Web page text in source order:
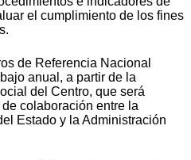
el cumplimiento de los fines
de Referencia Nacional
anual, a partir de la
del Centro, que será
colaboración entre la
Estado y la Administración